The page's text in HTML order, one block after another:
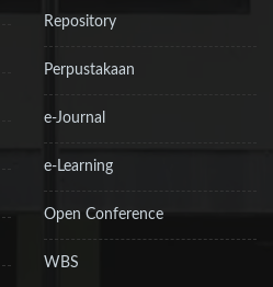
Repository
Perpustakaan
e-Journal
e-Learning
Open Conference
WBS